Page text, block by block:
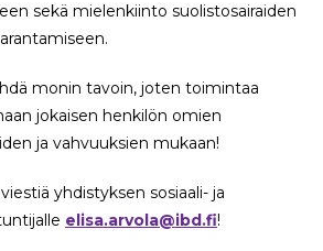
sekä mielenkiinto suolistosairaiden
monin tavoin, joten toimintaa
jokaisen henkilön omien
ja vahvuuksien mukaan!
yhdistyksen sosiaali- ja
elisa.arvola@ibd.fi!